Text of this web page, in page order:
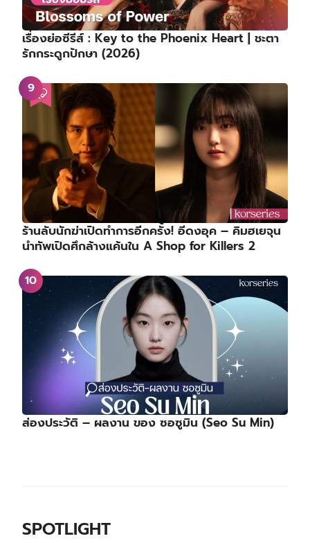
เรื่องย่อซีรีส์ : Key to the Phoenix Heart | ชะตา
รักกระดูกปักษา (2026)
ร้านลับนักฆ่าเปิดทำการอีกครั้ง! อีดงอุค – คิมฮเยจุน
นำทัพเปิดศึกล้างแค้นใน A Shop for Killers 2
ส่องประวัติ – ผลงาน ของ ซอซูมิน (Seo Su Min)
SPOTLIGHT